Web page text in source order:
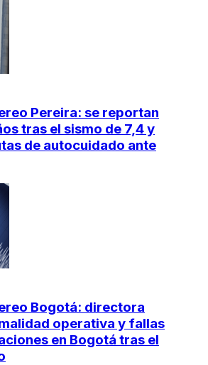
Pereira: se reportan
tras el sismo de 7,4 y
de autocuidado ante
Bogotá: directora
operativa y fallas
en Bogotá tras el